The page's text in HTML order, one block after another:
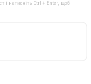
і натисніть Ctrl + Enter, щоб